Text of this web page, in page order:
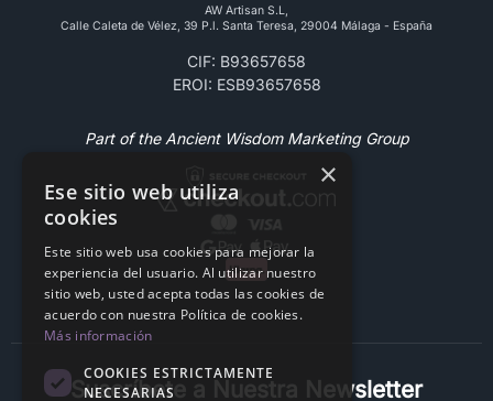
AW Artisan S.L,
Calle Caleta de Vélez, 39 P.l. Santa Teresa, 29004 Málaga - España
CIF: B93657658
EROI: ESB93657658
Part of the Ancient Wisdom Marketing Group
Suscríbete a Nuestra Newsletter
×
Ese sitio web utiliza
cookies
Este sitio web usa cookies para mejorar la
experiencia del usuario. Al utilizar nuestro
sitio web, usted acepta todas las cookies de
acuerdo con nuestra Política de cookies.
Más información
COOKIES ESTRICTAMENTE
NECESARIAS